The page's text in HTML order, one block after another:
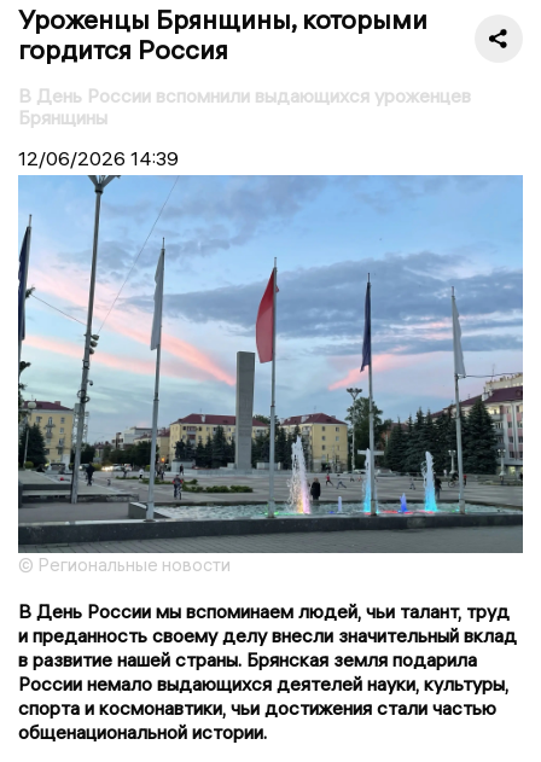
Уроженцы Брянщины, которыми
гордится Россия
В День России вспомнили выдающихся уроженцев
Брянщины
12/06/2026 14:39
© Региональные новости
В День России мы вспоминаем людей, чьи талант, труд
и преданность своему делу внесли значительный вклад
в развитие нашей страны. Брянская земля подарила
России немало выдающихся деятелей науки, культуры,
спорта и космонавтики, чьи достижения стали частью
общенациональной истории.